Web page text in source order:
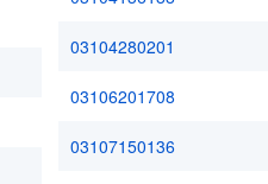
03104280201
03106201708
03107150136